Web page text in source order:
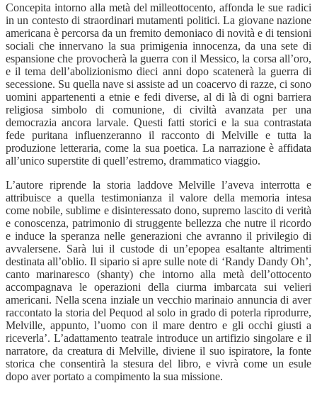
Concepita intorno alla metà del milleottocento, affonda le sue radici
in un contesto di straordinari mutamenti politici. La giovane nazione
americana è percorsa da un fremito demoniaco di novità e di tensioni
sociali che innervano la sua primigenia innocenza, da una sete di
espansione che provocherà la guerra con il Messico, la corsa all’oro,
e il tema dell’abolizionismo dieci anni dopo scatenerà la guerra di
secessione. Su quella nave si assiste ad un coacervo di razze, ci sono
uomini appartenenti a etnie e fedi diverse, al di là di ogni barriera
religiosa simbolo di comunione, di civiltà avanzata per una
democrazia ancora larvale. Questi fatti storici e la sua contrastata
fede puritana influenzeranno il racconto di Melville e tutta la
produzione letteraria, come la sua poetica. La narrazione è affidata
all’unico superstite di quell’estremo, drammatico viaggio.
L’autore riprende la storia laddove Melville l’aveva interrotta e
attribuisce a quella testimonianza il valore della memoria intesa
come nobile, sublime e disinteressato dono, supremo lascito di verità
e conoscenza, patrimonio di struggente bellezza che nutre il ricordo
e induce la speranza nelle generazioni che avranno il privilegio di
avvalersene. Sarà lui il custode di un’epopea esaltante altrimenti
destinata all’oblio. Il sipario si apre sulle note di ‘Randy Dandy Oh’,
canto marinaresco (shanty) che intorno alla metà dell’ottocento
accompagnava le operazioni della ciurma imbarcata sui velieri
americani. Nella scena inziale un vecchio marinaio annuncia di aver
raccontato la storia del Pequod al solo in grado di poterla riprodurre,
Melville, appunto, l’uomo con il mare dentro e gli occhi giusti a
riceverla’. L’adattamento teatrale introduce un artifizio singolare e il
narratore, da creatura di Melville, diviene il suo ispiratore, la fonte
storica che consentirà la stesura del libro, e vivrà come un esule
dopo aver portato a compimento la sua missione.